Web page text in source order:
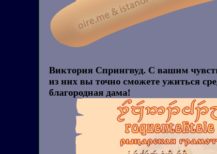
Виктория Спрингвуд. С вашим
из них вы точно сможете ужиться
благородная дама!